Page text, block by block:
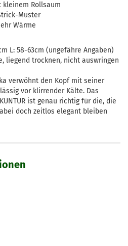
Rollsaum
Muster
Wärme
L: 58-63cm (ungefähre Angaben)
liegend trocknen, nicht auswringen
verwöhnt den Kopf mit seiner
vor klirrender Kälte. Das
ist genau richtig für die, die
doch zeitlos elegant bleiben